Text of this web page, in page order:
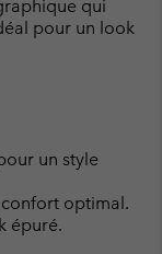
qui
pour un look
un style
optimal.
épuré.